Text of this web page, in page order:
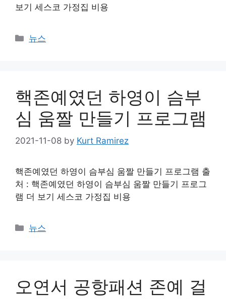
보기 세스코 가정집 비용
Categories
뉴스
핵존예였던 하영이 슴부
심 움짤 만들기 프로그램
2021-11-08 by Kurt Ramirez
핵존예였던 하영이 슴부심 움짤 만들기 프로그램 출
처 : 핵존예였던 하영이 슴부심 움짤 만들기 프로그
램 더 보기 세스코 가정집 비용
Categories
뉴스
오연서 공항패션 존예 걸